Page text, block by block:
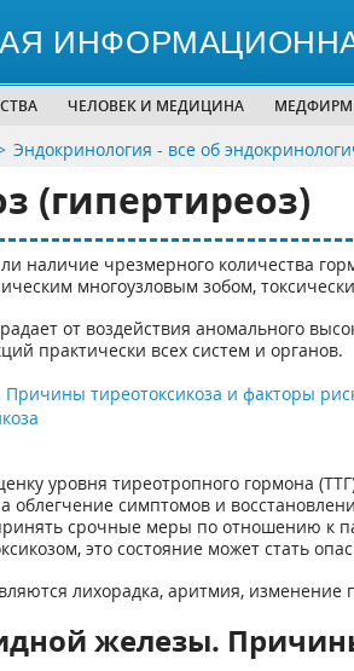
ЧЕЛОВЕК И МЕДИЦИНА
Эндокринология - все об
(гипертиреоз)
наличие чрезмерного количества
многоузловым зобом,
от воздействия аномального
практически всех систем и органов.
тиреотоксикоза и факторы
уровня тиреотропного гормона
симптомов и
срочные меры по отношению к
это состояние может стать
лихорадка, аритмия, изменение
железы.